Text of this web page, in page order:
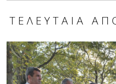
ΤΕΛΕΥΤΑΊΑ